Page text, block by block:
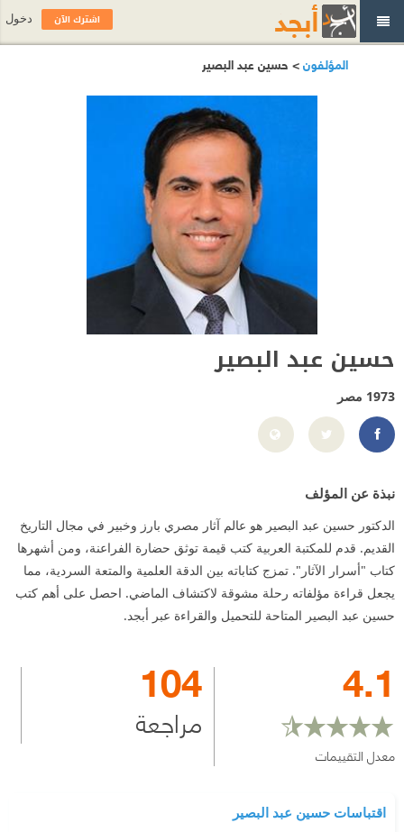
المؤلفون> حسين عبد البصير
حسين عبد البصير
1973 مصر
Dr-Hussein-Bassir-100068122239761/
نبذة عن المؤلف
الدكتور حسين عبد البصير هو عالم آثار مصري بارز وخبير في مجال التاريخ
القديم. قدم للمكتبة العربية كتب قيمة توثق حضارة الفراعنة، ومن أشهرها
كتاب "أسرار الآثار". تمزج كتاباته بين الدقة العلمية والمتعة السردية، مما
يجعل قراءة مؤلفاته رحلة مشوقة لاكتشاف الماضي. احصل على أهم كتب
حسين عبد البصير المتاحة للتحميل والقراءة عبر أبجد.
4.1
معدل التقييمات
104
مراجعة
اقتباسات حسين عبد البصير
اشترك الآن دخول